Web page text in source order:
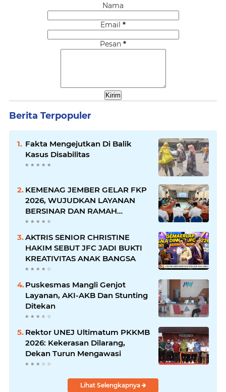
Nama
Email *
Pesan *
Berita Terpopuler
Fakta Mengejutkan Di Balik
Kasus Disabilitas
KEMENAG JEMBER GELAR FKP
2026, WUJUDKAN LAYANAN
BERSINAR DAN RAMAH
DISABILITAS
AKTRIS SENIOR CHRISTINE
HAKIM SEBUT JFC JADI BUKTI
KREATIVITAS ANAK BANGSA
Puskesmas Mangli Genjot
Layanan, AKI-AKB Dan Stunting
Ditekan
Rektor UNEJ Ultimatum PKKMB
2026: Kekerasan Dilarang,
Dekan Turun Mengawasi
Lihat Selengkapnya